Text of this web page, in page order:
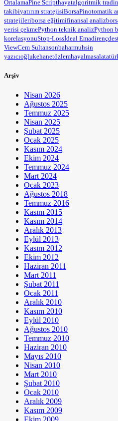
OrtalamaPine Scripthayatalgoritmik
takibiyatırım stratejisiBorsaPinotomatik
stratejileriborsa eğitimifinansal analiz
verisi çekmePython teknik analizPython
korelasyonuStop-Lossİdeal Emadirenç
ViewCem Sultansonbaharmuhsin
yazıcıoğlukehanetözlemhayalmasal
Arşiv
Nisan 2026
Ağustos 2025
Temmuz 2025
Nisan 2025
Şubat 2025
Ocak 2025
Kasım 2024
Ekim 2024
Temmuz 2024
Mart 2024
Ocak 2023
Ağustos 2018
Temmuz 2016
Kasım 2015
Kasım 2014
Aralık 2013
Eylül 2013
Kasım 2012
Ekim 2012
Haziran 2011
Mart 2011
Şubat 2011
Ocak 2011
Aralık 2010
Kasım 2010
Eylül 2010
Ağustos 2010
Temmuz 2010
Haziran 2010
Mayıs 2010
Nisan 2010
Mart 2010
Şubat 2010
Ocak 2010
Aralık 2009
Kasım 2009
Ekim 2009